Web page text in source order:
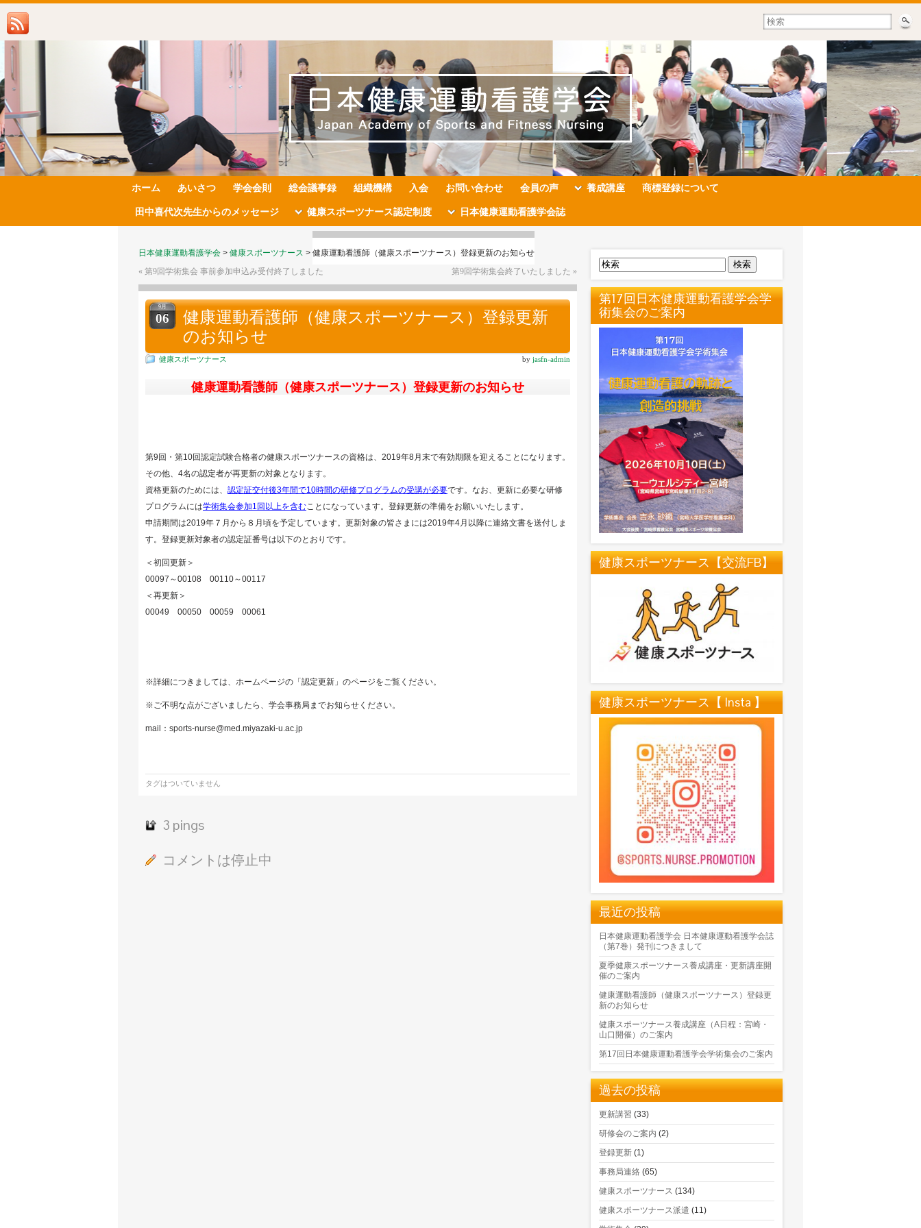
ホーム あいさつ 学会会則 総会議事録 組織機構 入会 お問い合わせ 会員の声 養成講座 商標登録について
田中喜代次先生からのメッセージ 健康スポーツナース認定制度 日本健康運動看護学会誌
日本健康運動看護学会 > 健康スポーツナース > 健康運動看護師（健康スポーツナース）登録更新のお知らせ
« 第9回学術集会 事前参加申込み受付終了しました 第9回学術集会終了いたしました »
9月
06
健康運動看護師（健康スポーツナース）登録更新
のお知らせ
健康スポーツナース by jasfn-admin
健康運動看護師（健康スポーツナース）登録更新のお知らせ
第9回・第10回認定試験合格者の健康スポーツナースの資格は、2019年8月末で有効期限を迎えることになります。
その他、4名の認定者が再更新の対象となります。
資格更新のためには、 認定証交付後3年間で10時間の研修プログラムの受講が必要です。なお、更新に必要な研修
プログラムには学術集会参加1回以上を含むことになっています。登録更新の準備をお願いいたします。
申請期間は2019年７月から８月頃を予定しています。更新対象の皆さまには2019年4月以降に連絡文書を送付しま
す。登録更新対象者の認定証番号は以下のとおりです。
＜初回更新＞
00097～00108 00110～00117
＜再更新＞
00049 00050 00059 00061
※詳細につきましては、ホームページの「認定更新」のページをご覧ください。
※ご不明な点がございましたら、学会事務局までお知らせください。
mail：sports-nurse@med.miyazaki-u.ac.jp
タグはついていません
3 pings
コメントは停止中
検索
第17回日本健康運動看護学会学
術集会のご案内
健康スポーツナース【交流FB】
健康スポーツナース【 Insta 】
最近の投稿
日本健康運動看護学会 日本健康運動看護学会誌
（第7巻）発刊につきまして
夏季健康スポーツナース養成講座・更新講座開
催のご案内
健康運動看護師（健康スポーツナース）登録更
新のお知らせ
健康スポーツナース養成講座（A日程：宮崎・
山口開催）のご案内
第17回日本健康運動看護学会学術集会のご案内
過去の投稿
更新講習 (33)
研修会のご案内 (2)
登録更新 (1)
事務局連絡 (65)
健康スポーツナース (134)
健康スポーツナース派遣 (11)